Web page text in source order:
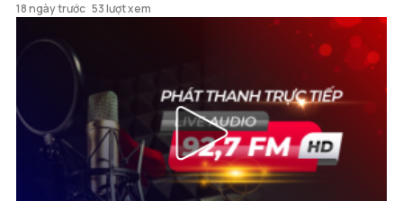
18 ngày trước 53 lượt xem